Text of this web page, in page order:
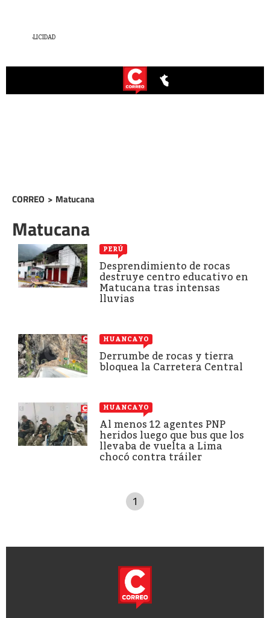
CORREO > Matucana
Matucana
PERÚ
Desprendimiento de rocas
destruye centro educativo en
Matucana tras intensas
lluvias
HUANCAYO
Derrumbe de rocas y tierra
bloquea la Carretera Central
HUANCAYO
Al menos 12 agentes PNP
heridos luego que bus que los
llevaba de vuelta a Lima
chocó contra tráiler
1